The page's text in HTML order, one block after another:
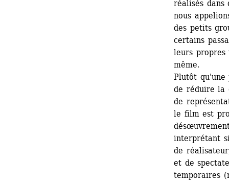
réalisés dans
nous
des petits
certains
leurs
même.
Plutôt qu'une
de réduire la
de
le film est
interprétant
de
et de
temporaires